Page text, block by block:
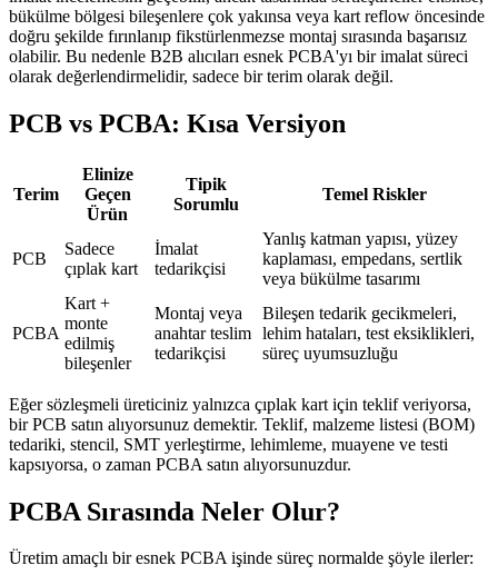
bükülme bölgesi bileşenlere çok yakınsa veya kart reflow öncesinde
doğru şekilde fırınlanıp fikstürlenmezse montaj sırasında başarısız
olabilir. Bu nedenle B2B alıcıları esnek PCBA'yı bir imalat süreci
olarak değerlendirmelidir, sadece bir terim olarak değil.
PCB vs PCBA: Kısa Versiyon
Terim
Elinize
Geçen
Ürün
Tipik
Sorumlu
Temel Riskler
PCB
Sadece
çıplak kart
İmalat
tedarikçisi
Yanlış katman yapısı, yüzey
kaplaması, empedans, sertlik
veya bükülme tasarımı
PCBA
Kart +
monte
edilmiş
bileşenler
Montaj veya
anahtar teslim
tedarikçisi
Bileşen tedarik gecikmeleri,
lehim hataları, test eksiklikleri,
süreç uyumsuzluğu
Eğer sözleşmeli üreticiniz yalnızca çıplak kart için teklif veriyorsa,
bir PCB satın alıyorsunuz demektir. Teklif, malzeme listesi (BOM)
tedariki, stencil, SMT yerleştirme, lehimleme, muayene ve testi
kapsıyorsa, o zaman PCBA satın alıyorsunuzdur.
PCBA Sırasında Neler Olur?
Üretim amaçlı bir esnek PCBA işinde süreç normalde şöyle ilerler: